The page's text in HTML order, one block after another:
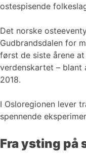
ostespisende
Det norske
Gudbrandsdalen for
først de siste årene
verdenskartet – blant
2018.
I Osloregionen lever
spennende
Fra ysting på